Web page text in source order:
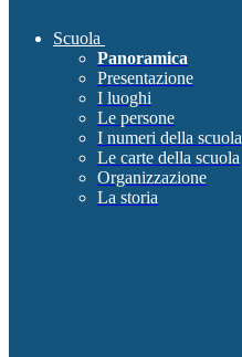
Scuola
Panoramica
Presentazione
I luoghi
Le persone
I numeri della scuola
Le carte della scuola
Organizzazione
La storia